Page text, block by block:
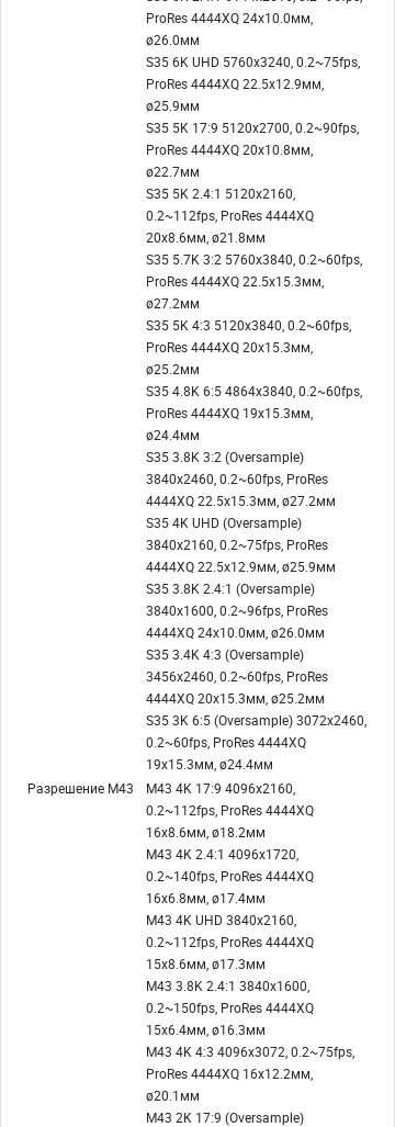
ProRes 4444XQ 24x10.0мм,
ø26.0мм
S35 6K UHD 5760x3240, 0.2~75fps,
ProRes 4444XQ 22.5x12.9мм,
ø25.9мм
S35 5K 17:9 5120x2700, 0.2~90fps,
ProRes 4444XQ 20x10.8мм,
ø22.7мм
S35 5K 2.4:1 5120x2160,
0.2~112fps, ProRes 4444XQ
20x8.6мм, ø21.8мм
S35 5.7K 3:2 5760x3840, 0.2~60fps,
ProRes 4444XQ 22.5x15.3мм,
ø27.2мм
S35 5K 4:3 5120x3840, 0.2~60fps,
ProRes 4444XQ 20x15.3мм,
ø25.2мм
S35 4.8K 6:5 4864x3840, 0.2~60fps,
ProRes 4444XQ 19x15.3мм,
ø24.4мм
S35 3.8K 3:2 (Oversample)
3840x2460, 0.2~60fps, ProRes
4444XQ 22.5x15.3мм, ø27.2мм
S35 4K UHD (Oversample)
3840x2160, 0.2~75fps, ProRes
4444XQ 22.5x12.9мм, ø25.9мм
S35 3.8K 2.4:1 (Oversample)
3840x1600, 0.2~96fps, ProRes
4444XQ 24x10.0мм, ø26.0мм
S35 3.4K 4:3 (Oversample)
3456x2460, 0.2~60fps, ProRes
4444XQ 20x15.3мм, ø25.2мм
S35 3K 6:5 (Oversample) 3072x2460,
0.2~60fps, ProRes 4444XQ
19x15.3мм, ø24.4мм
Разрешение M43
M43 4K 17:9 4096x2160,
0.2~112fps, ProRes 4444XQ
16x8.6мм, ø18.2мм
M43 4K 2.4:1 4096x1720,
0.2~140fps, ProRes 4444XQ
16x6.8мм, ø17.4мм
M43 4K UHD 3840x2160,
0.2~112fps, ProRes 4444XQ
15x8.6мм, ø17.3мм
M43 3.8K 2.4:1 3840x1600,
0.2~150fps, ProRes 4444XQ
15x6.4мм, ø16.3мм
M43 4K 4:3 4096x3072, 0.2~75fps,
ProRes 4444XQ 16x12.2мм,
ø20.1мм
M43 2K 17:9 (Oversample)